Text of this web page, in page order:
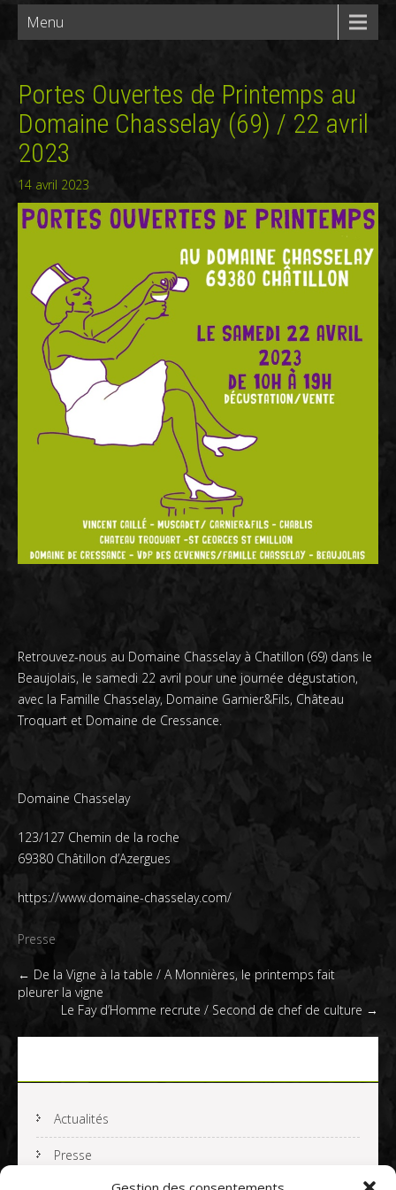
Menu
Portes Ouvertes de Printemps au
Domaine Chasselay (69) / 22 avril
2023
14 avril 2023
Retrouvez-nous au Domaine Chasselay à Chatillon (69) dans le
Beaujolais, le samedi 22 avril pour une journée dégustation,
avec la Famille Chasselay, Domaine Garnier&Fils, Château
Troquart et Domaine de Cressance.
Domaine Chasselay
123/127 Chemin de la roche
69380 Châtillon d’Azergues
https://www.domaine-chasselay.com/
Presse
Post
navigation
← De la Vigne à la table / A Monnières, le printemps fait
pleurer la vigne
Le Fay d’Homme recrute / Second de chef de culture →
Actualités
Presse